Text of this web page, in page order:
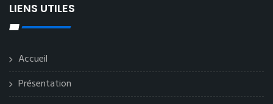
LIENS UTILES
Accueil
Présentation